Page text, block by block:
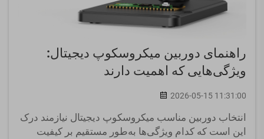
راهنمای دوربین میکروسکوپ دیجیتال:
ویژگی‌هایی که اهمیت دارند
2026-05-15 11:31:00
انتخاب دوربین مناسب میکروسکوپ دیجیتال نیازمند درک
این است که کدام ویژگی‌ها به‌طور مستقیم بر کیفیت